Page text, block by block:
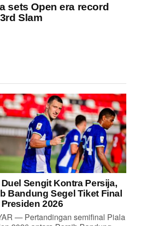
sets Open era record
Slam
Sengit Kontra Persija,
Bandung Segel Tiket Final
2026
— Pertandingan semifinal Piala